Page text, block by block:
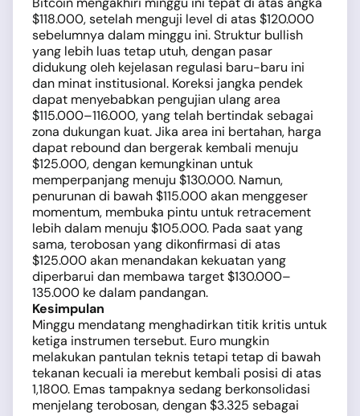
$118.000, setelah menguji level di atas $120.000
sebelumnya dalam minggu ini. Struktur bullish
yang lebih luas tetap utuh, dengan pasar
didukung oleh kejelasan regulasi baru-baru ini
dan minat institusional. Koreksi jangka pendek
dapat menyebabkan pengujian ulang area
$115.000–116.000, yang telah bertindak sebagai
zona dukungan kuat. Jika area ini bertahan, harga
dapat rebound dan bergerak kembali menuju
$125.000, dengan kemungkinan untuk
memperpanjang menuju $130.000. Namun,
penurunan di bawah $115.000 akan menggeser
momentum, membuka pintu untuk retracement
lebih dalam menuju $105.000. Pada saat yang
sama, terobosan yang dikonfirmasi di atas
$125.000 akan menandakan kekuatan yang
diperbarui dan membawa target $130.000–
135.000 ke dalam pandangan.
Kesimpulan
Minggu mendatang menghadirkan titik kritis untuk
ketiga instrumen tersebut. Euro mungkin
melakukan pantulan teknis tetapi tetap di bawah
tekanan kecuali ia merebut kembali posisi di atas
1,1800. Emas tampaknya sedang berkonsolidasi
menjelang terobosan, dengan $3.325 sebagai